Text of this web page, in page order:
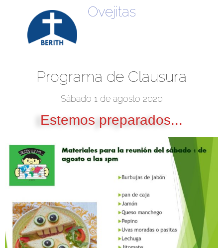
Ovejitas
Programa de Clausura
Sábado 1 de agosto 2020
Estemos preparados...